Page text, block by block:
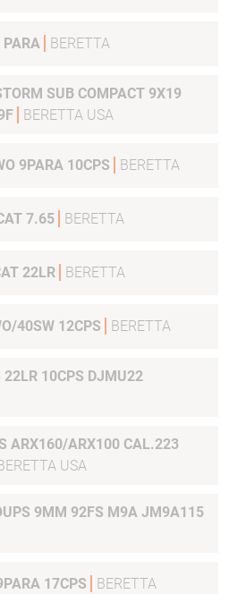
PARA BERETTA
SUB COMPACT 9X19
BERETTA USA
9PARA 10CPS BERETTA
7.65 BERETTA
22LR BERETTA
40SW 12CPS BERETTA
CHARGEUR NEOS 22LR 10CPS DJMU22
ARX160/ARX100 CAL.223
USA
9MM 92FS M9A JM9A115
APX 9PARA 17CPS BERETTA